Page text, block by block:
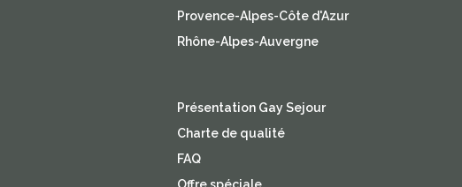
Provence-Alpes-Côte d'Azur
Rhône-Alpes-Auvergne
Présentation Gay Sejour
Charte de qualité
FAQ
Offre spéciale